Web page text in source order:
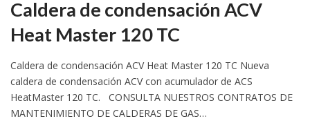
Caldera de condensación ACV
Heat Master 120 TC
Caldera de condensación ACV Heat Master 120 TC Nueva
caldera de condensación ACV con acumulador de ACS
HeatMaster 120 TC. CONSULTA NUESTROS CONTRATOS DE
MANTENIMIENTO DE CALDERAS DE GAS…